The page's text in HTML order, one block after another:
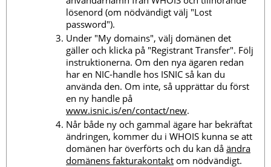
lösenord (om nödvändigt välj "Lost
password").
Under "My domains", välj domänen det
gäller och klicka på "Registrant Transfer". Följ
instruktionerna. Om den nya ägaren redan
har en NIC-handle hos ISNIC så kan du
använda den. Om inte, så upprättar du först
en ny handle på
www.isnic.is/en/contact/new.
Når både ny och gammal ägare har bekräftat
ändringen, kommer du i WHOIS kunna se att
domänen har överförts och du kan då ändra
domänens fakturakontakt om nödvändigt.